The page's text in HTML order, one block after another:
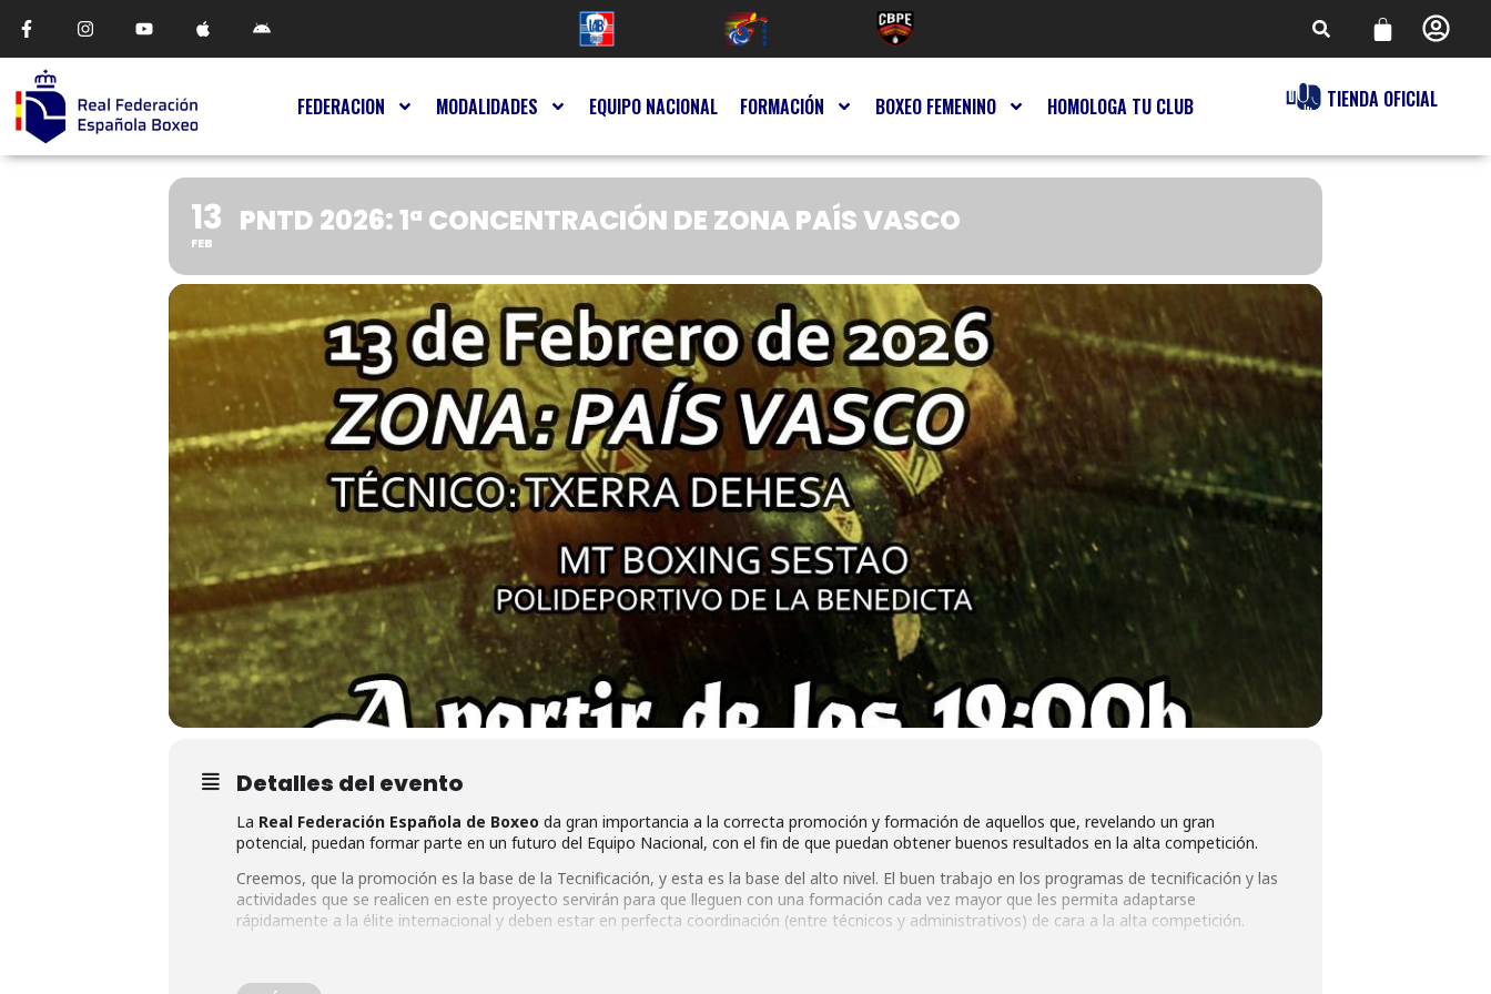
FEDERACION MODALIDADES EQUIPO NACIONAL FORMACIÓN BOXEO FEMENINO HOMOLOGA TU CLUB TIENDA OFICIAL
13
FEB
PNTD 2026: 1ª CONCENTRACIÓN DE ZONA PAÍS VASCO
Detalles del evento
La Real Federación Española de Boxeo da gran importancia a la correcta promoción y formación de aquellos que, revelando un gran
potencial, puedan formar parte en un futuro del Equipo Nacional, con el fin de que puedan obtener buenos resultados en la alta competición.
Creemos, que la promoción es la base de la Tecnificación, y esta es la base del alto nivel. El buen trabajo en los programas de tecnificación y las
actividades que se realicen en este proyecto servirán para que lleguen con una formación cada vez mayor que les permita adaptarse
rápidamente a la élite internacional y deben estar en perfecta coordinación (entre técnicos y administrativos) de cara a la alta competición.